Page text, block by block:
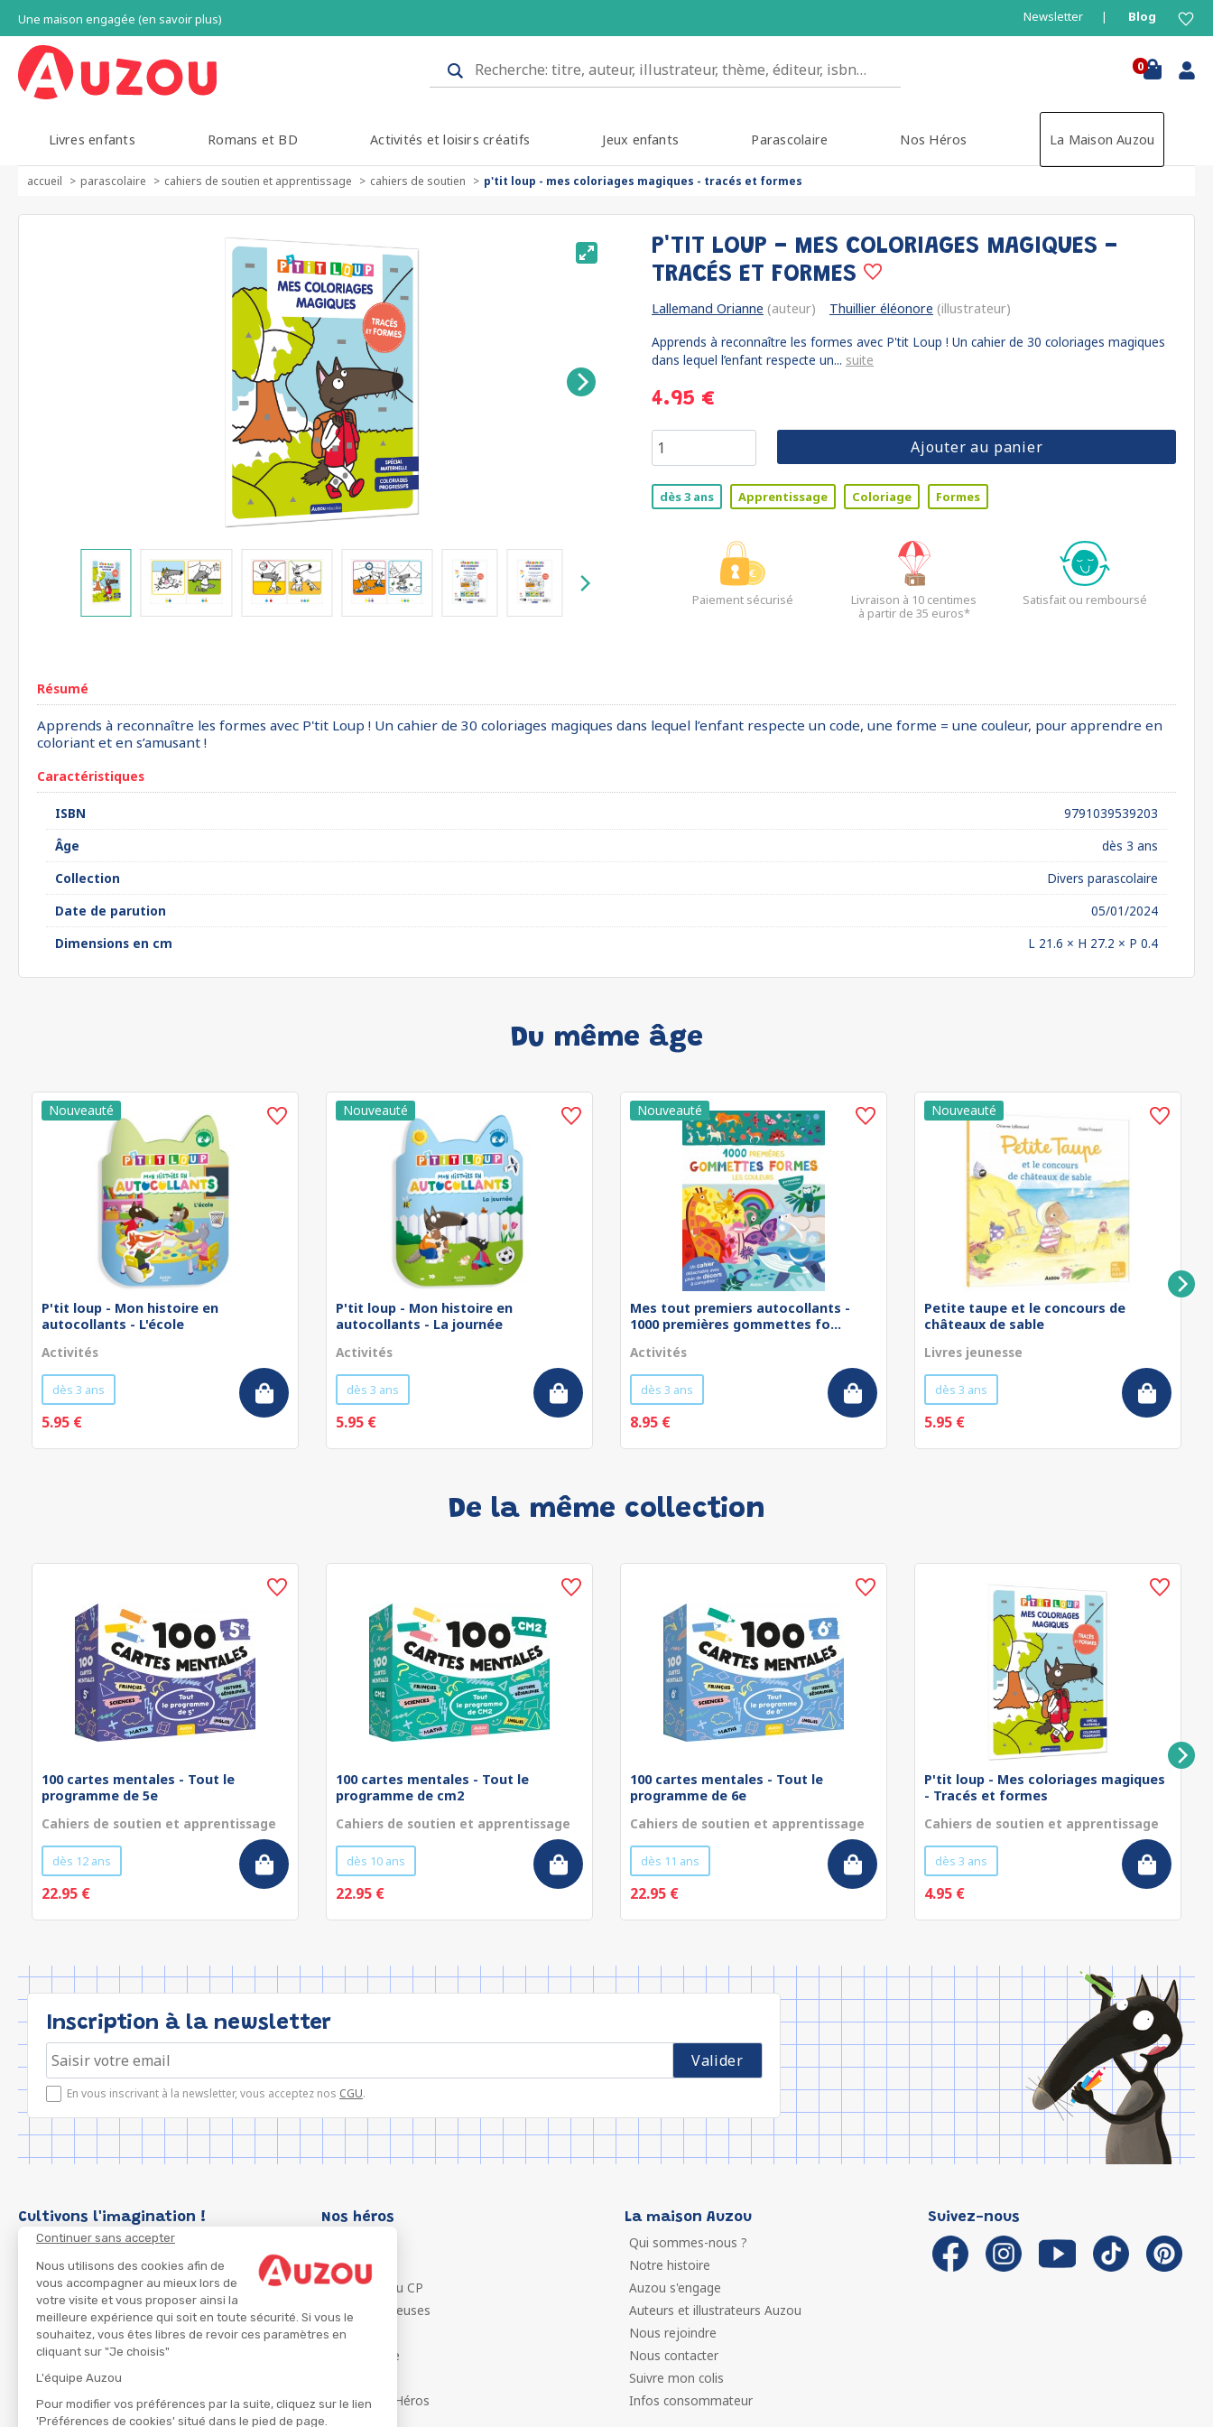
Continuer sans accepter
Nous utilisons des cookies afin de
vous accompagner au mieux lors de
votre visite et vous proposer ainsi la
meilleure expérience qui soit en toute sécurité. Si vous le
souhaitez, vous êtes libres de revoir ces paramètres en
cliquant sur "Je choisis"
L'équipe Auzou
Pour modifier vos préférences par la suite, cliquez sur le lien
'Préférences de cookies' situé dans le pied de page.
Une maison engagée (en savoir plus) Newsletter Blog
0
Livres enfants Romans et BD Activités et loisirs créatifs Jeux enfants Parascolaire Nos Héros La Maison Auzou
accueil parascolaire cahiers de soutien et apprentissage cahiers de soutien p'tit loup - mes coloriages magiques - tracés et formes
P'TIT LOUP - MES COLORIAGES MAGIQUES -
TRACÉS ET FORMES
Lallemand Orianne (auteur) Thuillier éléonore (illustrateur)
Apprends à reconnaître les formes avec P'tit Loup ! Un cahier de 30 coloriages magiques
dans lequel l’enfant respecte un... suite
4.95 €
Ajouter au panier
dès 3 ans Apprentissage Coloriage Formes
Paiement sécurisé
Livraison à 10 centimes
à partir de 35 euros*
Satisfait ou remboursé
Résumé
Apprends à reconnaître les formes avec P'tit Loup ! Un cahier de 30 coloriages magiques dans lequel l’enfant respecte un code, une forme = une couleur, pour apprendre en
coloriant et en s’amusant !
Caractéristiques
ISBN
9791039539203
Âge
dès 3 ans
Collection
Divers parascolaire
Date de parution
05/01/2024
Dimensions en cm
L 21.6 × H 27.2 × P 0.4
Du même âge
P'tit loup - Mon histoire en
autocollants - L'école
Activités
dès 3 ans
5.95 €
P'tit loup - Mon histoire en
autocollants - La journée
Activités
dès 3 ans
5.95 €
Mes tout premiers autocollants -
1000 premières gommettes fo...
Activités
dès 3 ans
8.95 €
Petite taupe et le concours de
châteaux de sable
Livres jeunesse
dès 3 ans
5.95 €
De la même collection
100 cartes mentales - Tout le
programme de 5e
Cahiers de soutien et apprentissage
dès 12 ans
22.95 €
100 cartes mentales - Tout le
programme de cm2
Cahiers de soutien et apprentissage
dès 10 ans
22.95 €
100 cartes mentales - Tout le
programme de 6e
Cahiers de soutien et apprentissage
dès 11 ans
22.95 €
P'tit loup - Mes coloriages magiques
- Tracés et formes
Cahiers de soutien et apprentissage
dès 3 ans
4.95 €
Inscription à la newsletter
En vous inscrivant à la newsletter, vous acceptez nos CGU.
Cultivons l'imagination ! Nos héros
P'tit Loup
Les Héros du CP
Les Influenceuses
Migali
Petite Taupe
Ma Boîte à Héros
La maison Auzou
Qui sommes-nous ?
Notre histoire
Auzou s'engage
Auteurs et illustrateurs Auzou
Nous rejoindre
Nous contacter
Suivre mon colis
Infos consommateur
Suivez-nous